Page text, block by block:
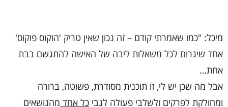
מיכל: "כמו שאמרתי קודם – זה נכון שאין טריק 'הוקוס פוקוס'
אחד שיגרום לכל משאלות ליבה של האישה להתגשם בבת
אחת…
אבל מה שכן יש לי, זו תוכנית מסודרת, פשוטה, ברורה
ומחולקת לפרקים ולשלבי פעולה לגבי כל אחד מהנושאים